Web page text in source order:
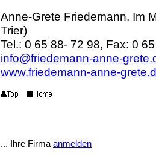
Anne-Grete Friedemann, Im
Trier)
Tel.: 0 65 88- 72 98, Fax: 0
info@friedemann-anne-
www.friedemann-anne-
... Ihre Firma anmelden